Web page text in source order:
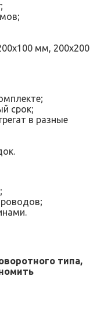
мм, 200х200
срок;
в разные
типа,